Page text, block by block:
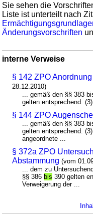
Sie sehen die
Liste ist unterteilt nach
Änderungsvorschriften
interne Verweise
§ 142 ZPO
28.12.2010)
... gemäß den §§ 383
gelten entsprechend.
§ 144 ZPO
... gemäß den §§ 383
gelten entsprechend.
angeordnete ...
§ 372a ZPO
Abstammung (vom
... dem zu
§§ 386bis 390 gelten
Verweigerung der ...